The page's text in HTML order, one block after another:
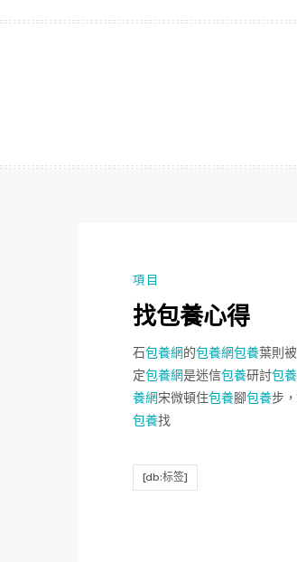
項目
找包養心得
石包養網的包養網包養葉則
定包養網是迷信包養研討包養
養網宋微頓住包養腳包養步
包養找
[db:标签]